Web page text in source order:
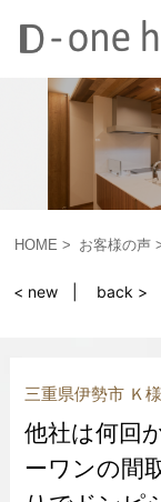
HOME お客様の声
< new back >
三重県伊勢市 Ｋ様
他社は何回
ーワンの間